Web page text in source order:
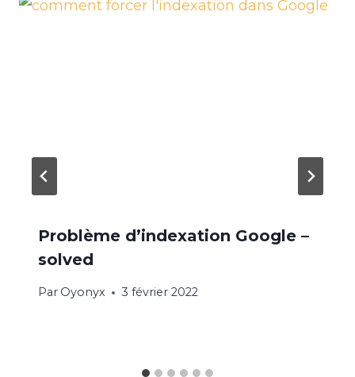
Problème d’indexation Google –
solved
Par Oyonyx 3 février 2022